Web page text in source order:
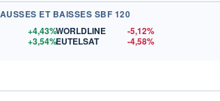
ET BAISSES SBF 120
+4,43%
+3,54%
WORLDLINE
-5,12%
EUTELSAT
-4,58%